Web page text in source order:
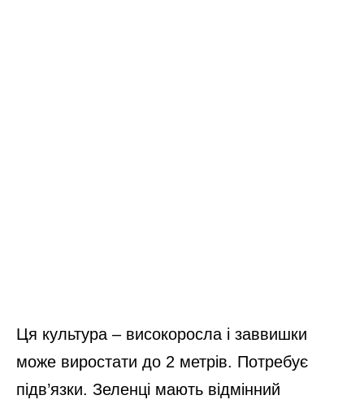
Ця культура – високоросла і заввишки
може виростати до 2 метрів. Потребує
підв’язки. Зеленці мають відмінний